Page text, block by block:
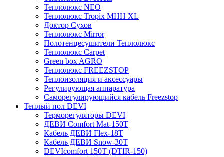
Теплолюкс NEO
Теплолюкс Tropix МНН XL
Доктор Сухов
Теплолюкс Mirror
Полотенцесушители Теплолюкс
Теплолюкс Carpet
Green box AGRO
Теплолюкс FREEZSTOP
Теплоизоляция и аксессуары
Регулирующая аппаратура
Cаморегулирующийся кабель Freezstop
Теплый пол DEVI
Терморегуляторы DEVI
ДЕВИ Comfort Mat-150T
Кабель ДЕВИ Flex-18T
Кабель ДЕВИ Snow-30T
DEVIcomfort 150T (DTIR-150)